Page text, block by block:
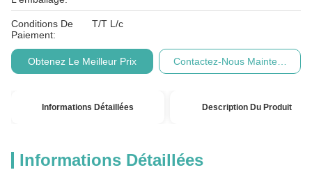
Conditions De
Paiement:
T/T L/c
Obtenez Le Meilleur Prix Contactez-Nous Maintenant
Informations Détaillées Description Du Produit
Informations Détaillées